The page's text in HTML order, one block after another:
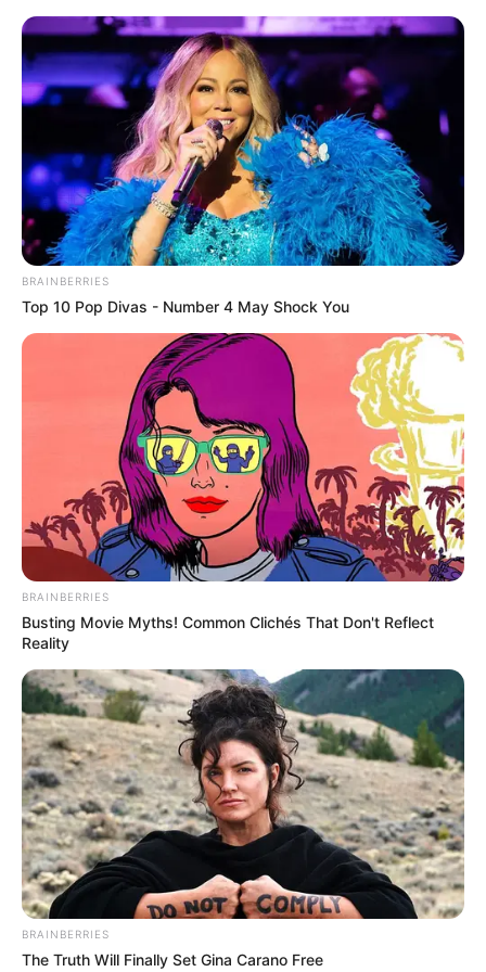
Paderborn - Dom
Veranstaltungen Hotels
BRAINBERRIES
Top 10 Pop Divas - Number 4 May Shock You
BRAINBERRIES
Busting Movie Myths! Common Clichés That Don't Reflect
Reality
BRAINBERRIES
The Truth Will Finally Set Gina Carano Free